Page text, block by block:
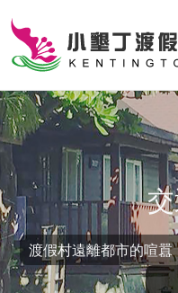
渡假村遠離都市的喧